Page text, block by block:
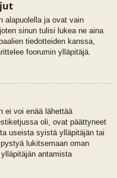
alapuolella ja ovat vain
sinun tulisi lukea ne aina
tiedotteiden kanssa,
foorumin ylläpitäjä.
ei voi enää lähettää
oli, ovat päättyneet
useista syistä ylläpitäjän tai
lukitsemaan oman
antamista